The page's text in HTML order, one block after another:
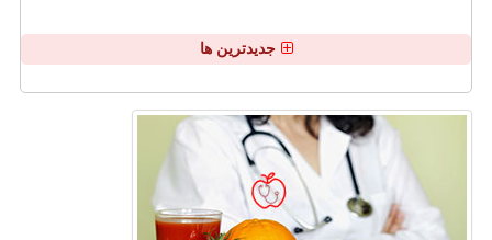
جدیدترین ها